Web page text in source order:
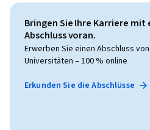
Bringen Sie Ihre Karriere mit
Abschluss voran.
Erwerben Sie einen Abschluss
Universitäten – 100 % online
Erkunden Sie die Abschlüsse